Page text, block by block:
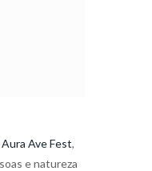
Aura Ave Fest,
e natureza